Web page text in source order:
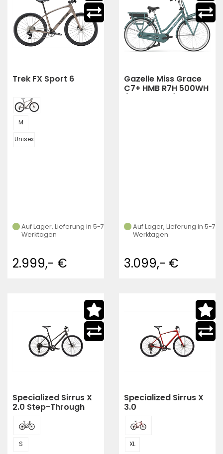
Trek FX Sport 6
M
Unisex
Auf Lager, Lieferung in 5-7
Werktagen
2.999,- €
Gazelle Miss Grace
C7+ HMB R7H 500WH
Auf Lager, Lieferung in 5-7
Werktagen
3.099,- €
Specialized Sirrus X
2.0 Step-Through
S
Specialized Sirrus X
3.0
XL